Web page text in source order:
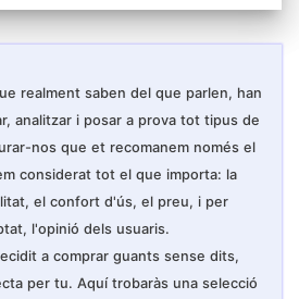
realment saben del que parlen, han
analitzar i posar a prova tot tipus de
nos que et recomanem només el
considerat tot el que importa: la
el confort d'ús, el preu, i per
l'opinió dels usuaris.
a comprar guants sense dits,
per tu. Aquí trobaràs una selecció